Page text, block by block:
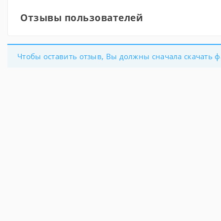
Отзывы пользователей
Чтобы оставить отзыв, Вы должны сначала скачать